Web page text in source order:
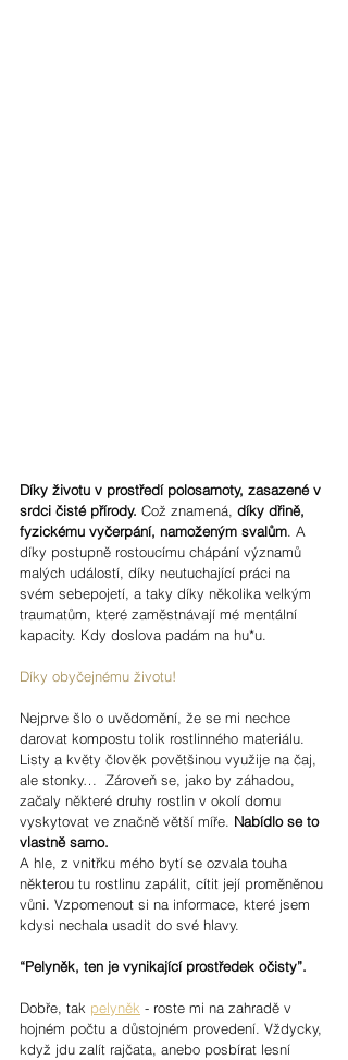
Díky životu v prostředí polosamoty, zasazené v
srdci čisté přírody. Což znamená, díky dřině,
fyzickému vyčerpání, namoženým svalům. A
díky postupně rostoucímu chápání významů
malých událostí, díky neutuchající práci na
svém sebepojetí, a taky díky několika velkým
traumatům, které zaměstnávají mé mentální
kapacity. Kdy doslova padám na hu*u.
Díky obyčejnému životu!
Nejprve šlo o uvědomění, že se mi nechce
darovat kompostu tolik rostlinného materiálu.
Listy a květy člověk povětšinou využije na čaj,
ale stonky…  Zároveň se, jako by záhadou,
začaly některé druhy rostlin v okolí domu
vyskytovat ve značně větší míře. Nabídlo se to
vlastně samo.
A hle, z vnitřku mého bytí se ozvala touha
některou tu rostlinu zapálit, cítit její proměněnou
vůni. Vzpomenout si na informace, které jsem
kdysi nechala usadit do své hlavy.
“Pelyněk, ten je vynikající prostředek očisty”.
Dobře, tak pelyněk - roste mi na zahradě v
hojném počtu a důstojném provedení. Vždycky,
když jdu zalít rajčata, anebo posbírat lesní